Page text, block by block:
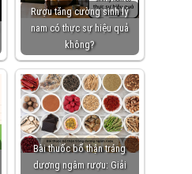
Rượu tăng cường sinh lý
nam có thực sự hiệu quả
không?
Bài thuốc bổ thận tráng
dương ngâm rượu: Giải